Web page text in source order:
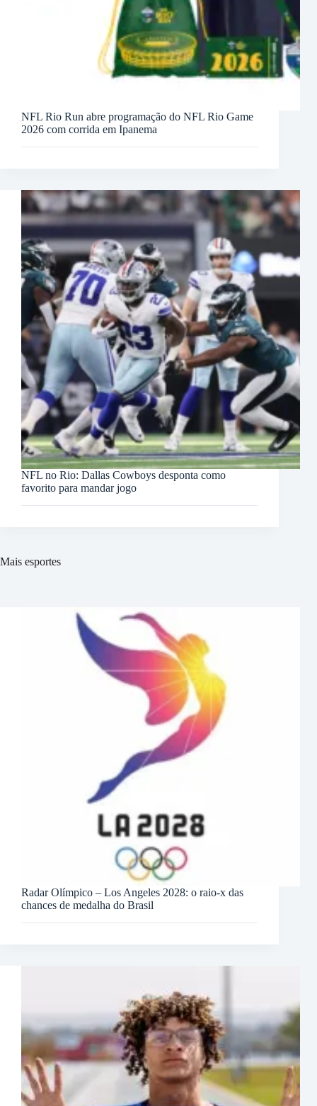
NFL Rio Run abre programação do NFL Rio Game
2026 com corrida em Ipanema
NFL no Rio: Dallas Cowboys desponta como
favorito para mandar jogo
Mais esportes
Radar Olímpico – Los Angeles 2028: o raio-x das
chances de medalha do Brasil